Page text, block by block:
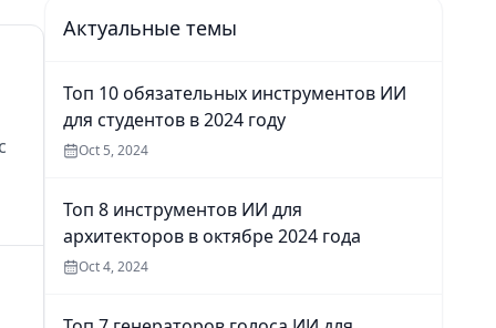
Актуальные темы
Топ 10 обязательных инструментов ИИ
для студентов в 2024 году
Oct 5, 2024
Топ 8 инструментов ИИ для
архитекторов в октябре 2024 года
Oct 4, 2024